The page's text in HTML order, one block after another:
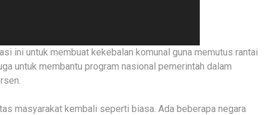
ini untuk membuat kekebalan komunal guna memutus rantai
untuk membantu program nasional pemerintah dalam
masyarakat kembali seperti biasa. Ada beberapa negara